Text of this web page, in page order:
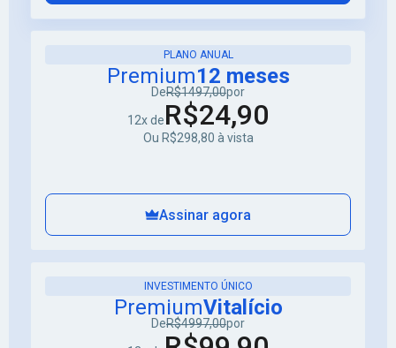
PLANO ANUAL
Premium12 meses
DeR$1497,00por
12x deR$24,90
Ou R$298,80 à vista
Assinar agora
INVESTIMENTO ÚNICO
PremiumVitalício
DeR$4997,00por